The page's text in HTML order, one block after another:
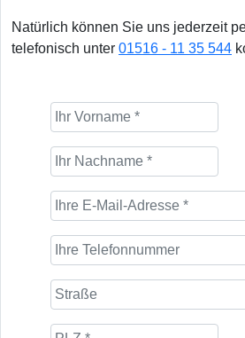
Natürlich können Sie uns jederzeit
telefonisch unter 01516 - 11 35 544